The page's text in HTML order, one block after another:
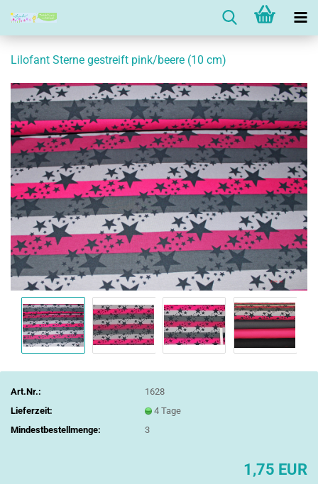
Lilofant Sterne gestreift pink/beere (10 cm)
Art.Nr.:
1628
Lieferzeit:
4 Tage
Mindestbestellmenge:
3
1,75 EUR